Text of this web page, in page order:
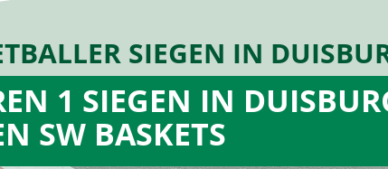
SIEGEN IN
1 SIEGEN IN
SW BASKETS